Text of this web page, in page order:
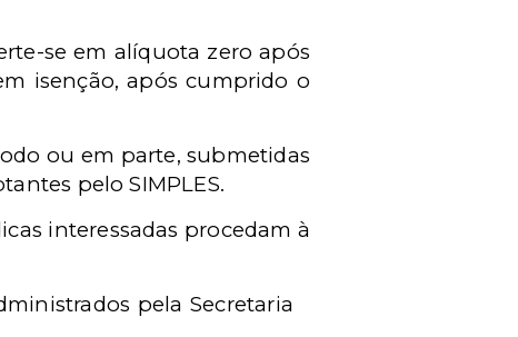
se em alíquota zero após
isenção, após cumprido o
ou em parte, submetidas
pelo SIMPLES.
interessadas procedam à
pela Secretaria